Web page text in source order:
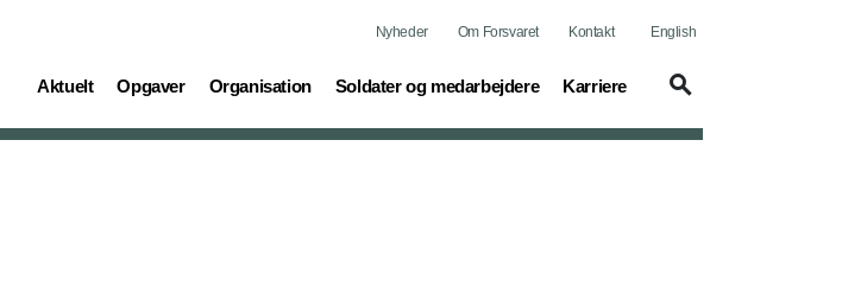
Nyheder Om Forsvaret Kontakt English
Aktuelt
(current) Opgaver
(current) Organisation
(current) Soldater og medarbejdere
(current) Karriere
(current)